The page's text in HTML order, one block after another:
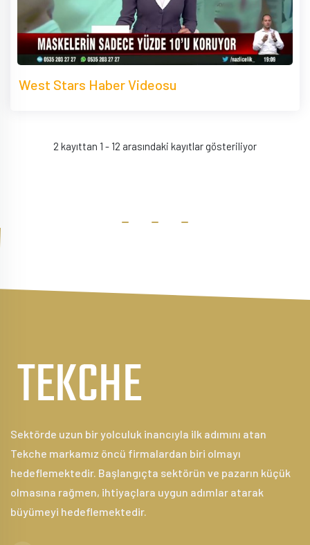
West Stars Haber Videosu
2 kayıttan 1 - 12 arasındaki kayıtlar gösteriliyor
Sektörde uzun bir yolculuk inancıyla ilk adımını atan
Tekche markamız öncü firmalardan biri olmayı
hedeflemektedir. Başlangıçta sektörün ve pazarın küçük
olmasına rağmen, ihtiyaçlara uygun adımlar atarak
büyümeyi hedeflemektedir.